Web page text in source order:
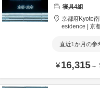
寝具4組
京都府Kyoto
esidence | 京
直近1か月の参
¥16,315～